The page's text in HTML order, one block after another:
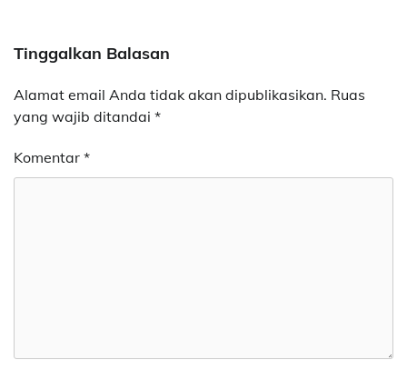
Tinggalkan Balasan
Alamat email Anda tidak akan dipublikasikan. Ruas
yang wajib ditandai *
Komentar *